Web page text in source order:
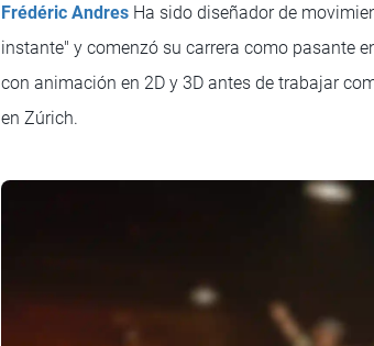
Frédéric Andres Ha sido diseñador de
instante" y comenzó su carrera como pasante
con animación en 2D y 3D antes de trabajar
en Zúrich.